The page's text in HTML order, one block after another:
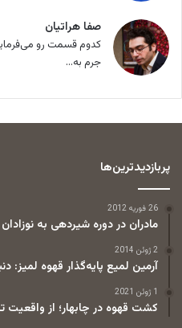
صفا هراتیان
کدوم قسمت رو
جرم به...
پربازدیدترین‌ها
26 فوریه 2012
مادران در دوره شیردهی به
2 ژوئن 2014
آرمین لمیع پایه‌گذار قهوه لمیز:
1 ژوئن 2021
کشت قهوه در چابهار؛ از واقعیت